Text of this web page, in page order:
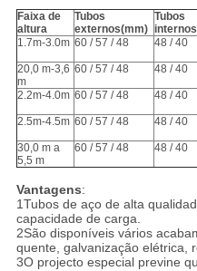
Faixa de
altura
Tubos
externos(mm)
Tubos
internos
1.7m-3.0m 60 / 57 / 48 48 / 40
20,0 m-3,6
m
60 / 57 / 48 48 / 40
2.2m-4.0m 60 / 57 / 48 48 / 40
2.5m-4.5m 60 / 57 / 48 48 / 40
30,0 m a
5,5 m
60 / 57 / 48 48 / 40
Vantagens:
1Tubos de aço de alta
capacidade de carga.
2São disponíveis vários
quente, galvanização elétrica,
3O projecto especial previne